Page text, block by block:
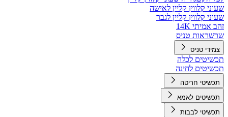
שעוני קלווין קליין לאישה
שעוני קלווין קליין לגבר
זהב אמיתי 14K
שרשראות טניס
צמידי טניס
תכשיטים לכלה
תכשיטים לחינה
תכשיטי חריטה
תכשיטים לאמא
תכשיטי לבבות